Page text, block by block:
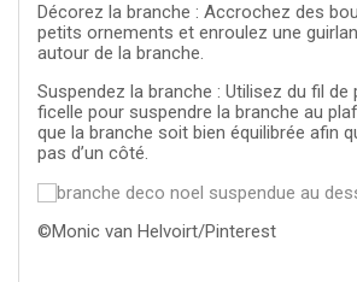
Décorez la branche : Accrochez des
petits ornements et enroulez une
autour de la branche.
Suspendez la branche : Utilisez du fil de
ficelle pour suspendre la branche au
que la branche soit bien équilibrée afin
pas d’un côté.
©Monic van Helvoirt/Pinterest